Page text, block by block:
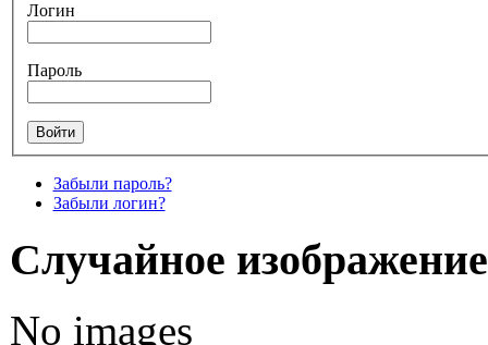
Логин
Пароль
Забыли пароль?
Забыли логин?
Случайное изображение
No images